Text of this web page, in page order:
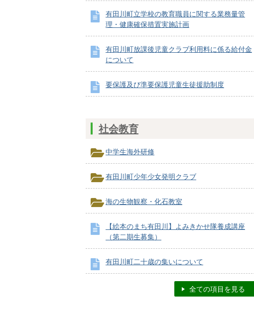
有田川町立学校の教育職員に関する業務量管
理・健康確保措置実施計画
有田川町放課後児童クラブ利用料に係る給付金
について
要保護及び準要保護児童生徒援助制度
社会教育
中学生海外研修
有田川町少年少女発明クラブ
海の生物観察・化石教室
【絵本のまち有田川】よみきかせ隊養成講座
（第二期生募集）
有田川町二十歳の集いについて
全ての項目を見る